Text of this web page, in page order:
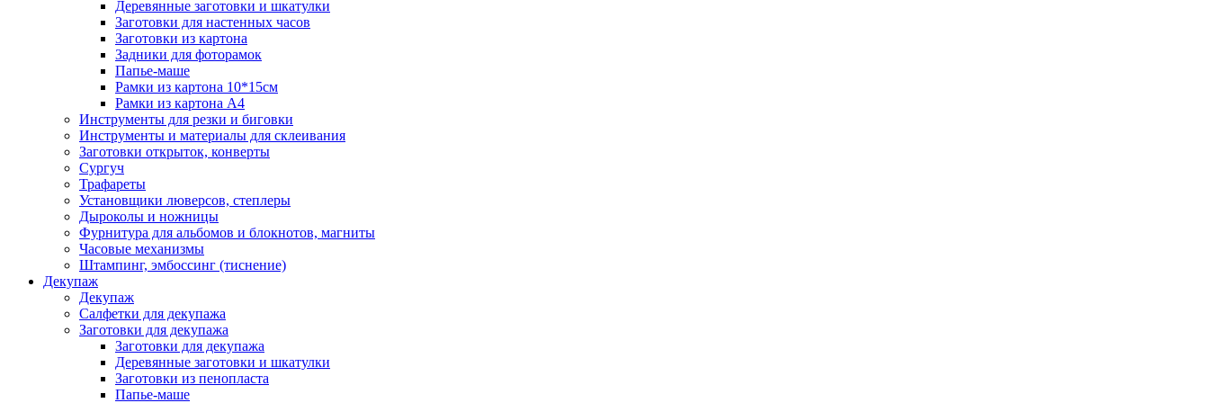
Деревянные заготовки и шкатулки
Заготовки для настенных часов
Заготовки из картона
Задники для фоторамок
Папье-маше
Рамки из картона 10*15см
Рамки из картона А4
Инструменты для резки и биговки
Инструменты и материалы для склеивания
Заготовки открыток, конверты
Сургуч
Трафареты
Установщики люверсов, степлеры
Дыроколы и ножницы
Фурнитура для альбомов и блокнотов, магниты
Часовые механизмы
Штампинг, эмбоссинг (тиснение)
Декупаж
Декупаж
Салфетки для декупажа
Заготовки для декупажа
Заготовки для декупажа
Деревянные заготовки и шкатулки
Заготовки из пенопласта
Папье-маше